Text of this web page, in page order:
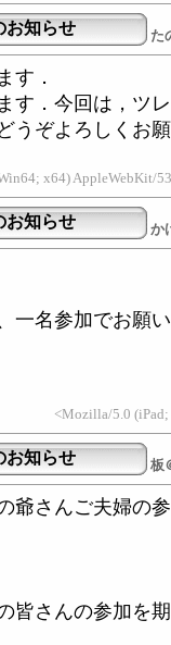
お知らせ た
す．
す．今回は，ツ
うぞよろしくお
x64) AppleWebKit/
お知らせ か
一名参加でお願
<Mozilla/5.0
お知らせ 板
爺さんご夫婦の
皆さんの参加を